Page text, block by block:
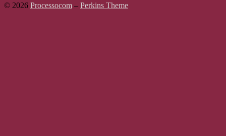
© 2026 Processocom – Perkins Theme